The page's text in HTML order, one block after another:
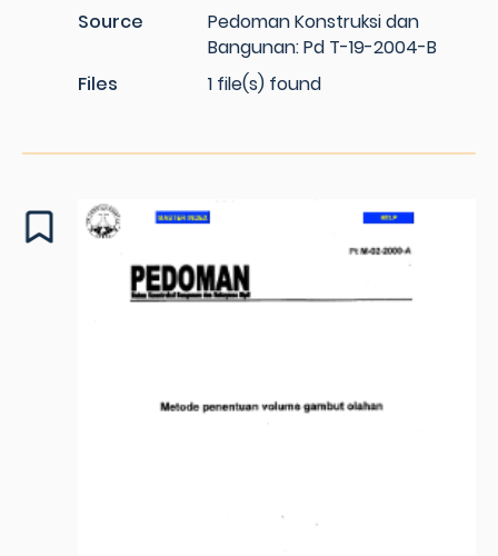
Source
Pedoman Konstruksi dan
Bangunan: Pd T-19-2004-B
Files
1 file(s) found